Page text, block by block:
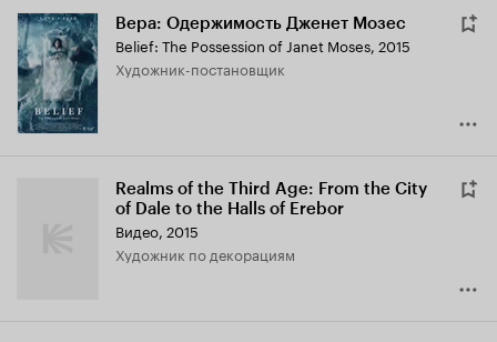
Вера: Одержимость Дженет Мозес
Belief: The Possession of Janet Moses, 2015
Художник-постановщик
Realms of the Third Age: From the City
of Dale to the Halls of Erebor
Видео, 2015
Художник по декорациям